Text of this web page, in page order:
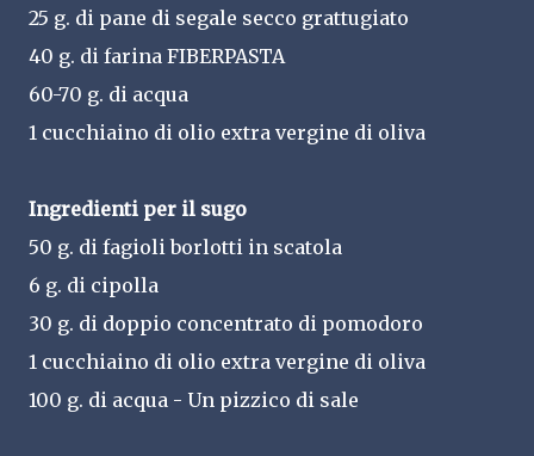
25 g. di pane di segale secco grattugiato
40 g. di farina FIBERPASTA
60-70 g. di acqua
1 cucchiaino di olio extra vergine di oliva
Ingredienti per il sugo
50 g. di fagioli borlotti in scatola
6 g. di cipolla
30 g. di doppio concentrato di pomodoro
1 cucchiaino di olio extra vergine di oliva
100 g. di acqua - Un pizzico di sale